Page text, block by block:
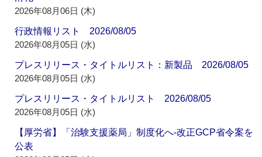
2026年08月06日 (木)
行政情報リスト 2026/08/05
2026年08月05日 (水)
プレスリリース・タイトルリスト：新製品 2026/08/05
2026年08月05日 (水)
プレスリリース・タイトルリスト 2026/08/05
2026年08月05日 (水)
【厚労省】「治験支援薬局」制度化へ‐改正GCP省令案を
公表